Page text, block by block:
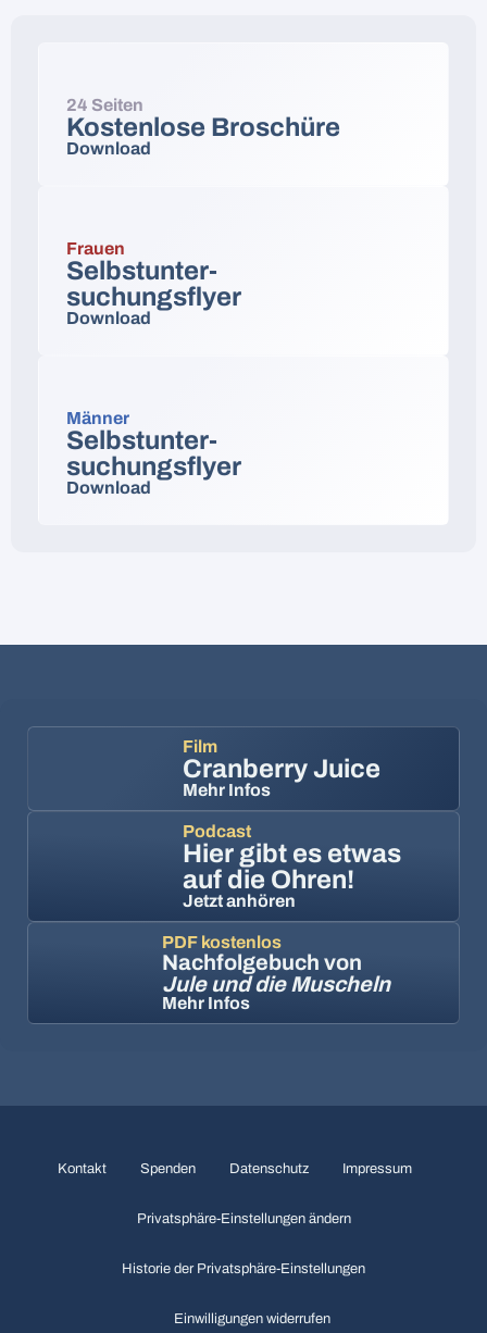
24 Seiten
Kostenlose Broschüre
Download
Frauen
Selbstunter-
suchungsflyer
Download
Männer
Selbstunter-
suchungsflyer
Download
Film
Cranberry Juice
Mehr Infos
Podcast
Hier gibt es etwas
auf die Ohren!
Jetzt anhören
PDF kostenlos
Nachfolgebuch von
Jule und die Muscheln
Mehr Infos
Kontakt Spenden Datenschutz Impressum
Privatsphäre-Einstellungen ändern
Historie der Privatsphäre-Einstellungen
Einwilligungen widerrufen